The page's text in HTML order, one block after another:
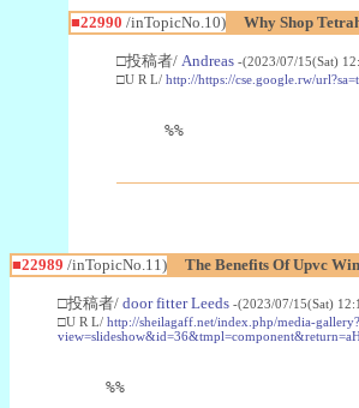
■22990 /inTopicNo.10) Why Shop
□投稿者/ Andreas -(2023/07/15(Sat)
□U R L/ http://https://cse.google.rw/
%%
■22989 /inTopicNo.11) The Benefits Of Upvc
□投稿者/ door fitter Leeds -(2023/07/15(Sat)
□U R L/ http://sheilagaff.net/index.php/media-gallery?
%%